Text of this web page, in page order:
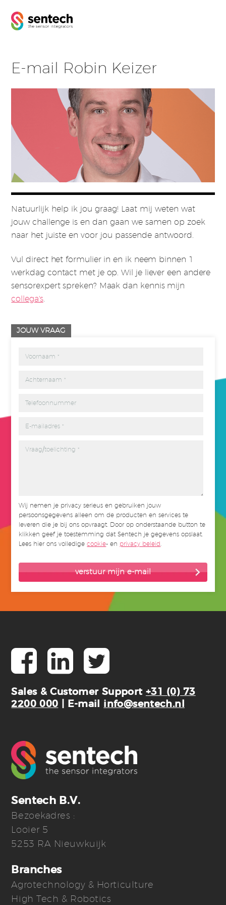
E-mail Robin Keizer
Natuurlijk help ik jou graag! Laat mij weten wat
jouw challenge is en dan gaan we samen op zoek
naar het juiste en voor jou passende antwoord.
Vul direct het formulier in en ik neem binnen 1
werkdag contact met je op. Wil je liever een andere
sensorexpert spreken? Maak dan kennis mijn
collega's.
JOUW VRAAG
Wij nemen je privacy serieus en gebruiken jouw
persoonsgegevens alleen om de producten en services te
leveren die je bij ons opvraagt. Door op onderstaande button te
klikken geef je toestemming dat Sentech je gegevens opslaat.
Lees hier ons volledigecookie- en privacy beleid
Sales & Customer Support +31 (0) 73
2200 000 | E-mail info@sentech.nl
Sentech B.V.
Bezoekadres :
Looier 5
5253 RA Nieuwkuijk
Branches
Agrotechnology & Horticulture
High Tech & Robotics